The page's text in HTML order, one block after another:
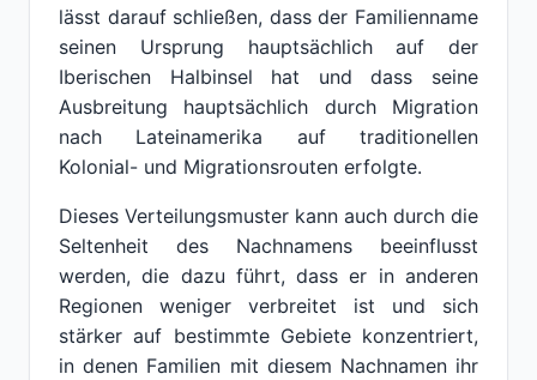
lässt darauf schließen, dass der Familienname
seinen Ursprung hauptsächlich auf der
Iberischen Halbinsel hat und dass seine
Ausbreitung hauptsächlich durch Migration
nach Lateinamerika auf traditionellen
Kolonial- und Migrationsrouten erfolgte.
Dieses Verteilungsmuster kann auch durch die
Seltenheit des Nachnamens beeinflusst
werden, die dazu führt, dass er in anderen
Regionen weniger verbreitet ist und sich
stärker auf bestimmte Gebiete konzentriert,
in denen Familien mit diesem Nachnamen ihr